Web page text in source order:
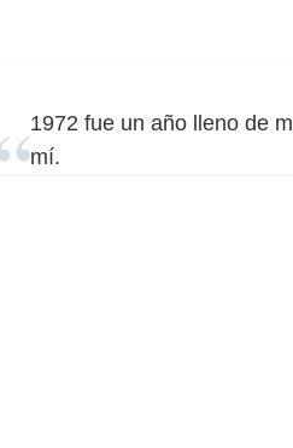
1972 fue un año lleno de
mí.